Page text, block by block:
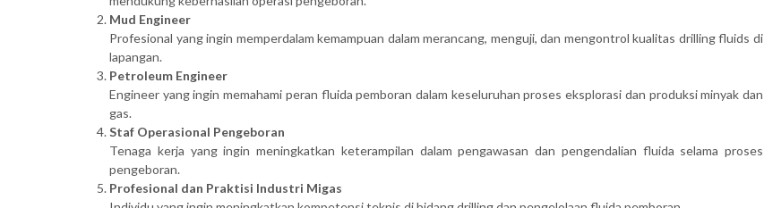
Mud Engineer
Profesional yang ingin memperdalam kemampuan dalam merancang, menguji, dan mengontrol kualitas drilling fluids di
lapangan.
Petroleum Engineer
Engineer yang ingin memahami peran fluida pemboran dalam keseluruhan proses eksplorasi dan produksi minyak dan
gas.
Staf Operasional Pengeboran
Tenaga kerja yang ingin meningkatkan keterampilan dalam pengawasan dan pengendalian fluida selama proses
pengeboran.
Profesional dan Praktisi Industri Migas